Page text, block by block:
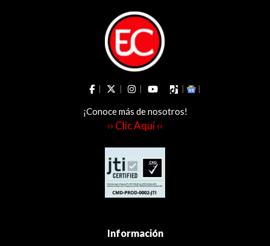
¡Conoce más de nosotros!
›› Clic Aquí ‹‹
Información